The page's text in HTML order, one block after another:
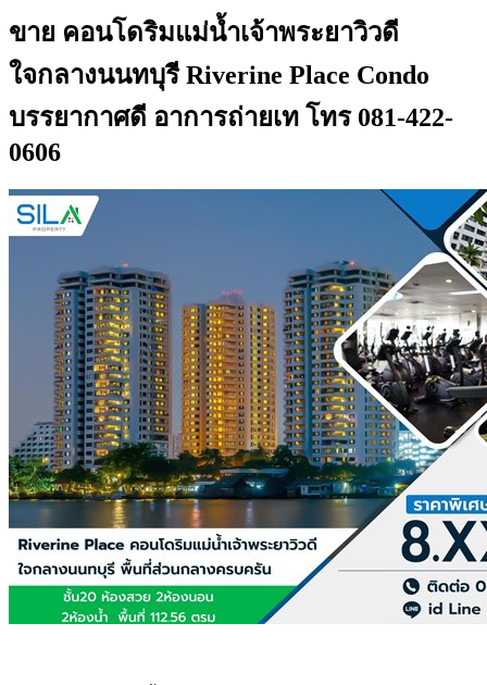
ขาย คอนโดริมแม่น้ำเจ้าพระยาวิวดี
ใจกลางนนทบุรี Riverine Place Condo
บรรยากาศดี อาการถ่ายเท โทร 081-422-
0606